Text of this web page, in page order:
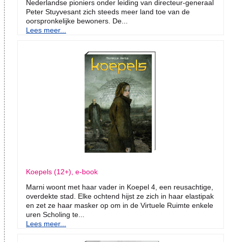
Nederlandse pioniers onder leiding van directeur-generaal
Peter Stuyvesant zich steeds meer land toe van de
oorspronkelijke bewoners. De...
Lees meer...
Koepels (12+), e-book
Marni woont met haar vader in Koepel 4, een reusachtige,
overdekte stad. Elke ochtend hijst ze zich in haar elastipak
en zet ze haar masker op om in de Virtuele Ruimte enkele
uren Scholing te...
Lees meer...